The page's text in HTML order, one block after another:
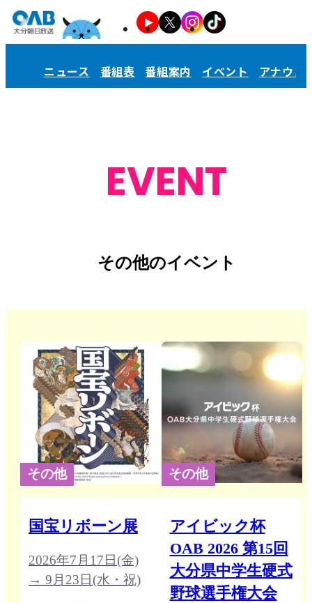
ニュース 番組表 番組案内 イベント アナウン
EVENT
その他のイベント
その他
国宝リボーン展
2026年7月17日(金)
→ 9月23日(水・祝)
その他
アイビック杯
OAB 2026 第15回
大分県中学生硬式
野球選手権大会